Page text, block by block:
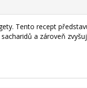
Tento recept
a zároveň